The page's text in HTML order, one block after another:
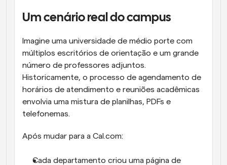
Um cenário real do campus
Imagine uma universidade de médio porte com
múltiplos escritórios de orientação e um grande
número de professores adjuntos.
Historicamente, o processo de agendamento de
horários de atendimento e reuniões acadêmicas
envolvia uma mistura de planilhas, PDFs e
telefonemas.
Após mudar para a Cal.com:
Cada departamento criou uma página de